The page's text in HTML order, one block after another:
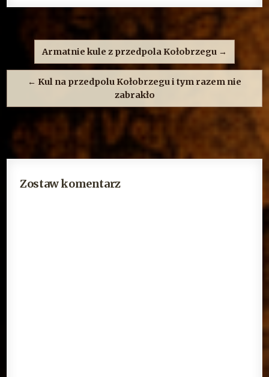
Nawigacja
wpisuArmatnie kule z przedpola Kołobrzegu →
← Kul na przedpolu Kołobrzegu i tym razem nie
zabrakło
Zostaw komentarz